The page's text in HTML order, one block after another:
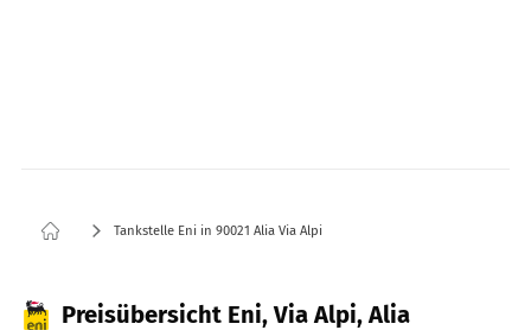
Tankstelle Eni in 90021 Alia Via Alpi
Preisübersicht Eni, Via Alpi, Alia